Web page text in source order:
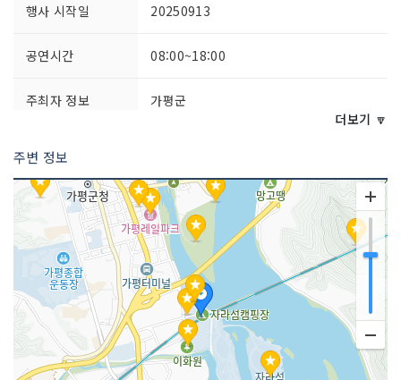
행사 시작일 20250913
공연시간 08:00~18:00
주최자 정보 가평군
이용요금
유료
7,000원(5,000원 지역화폐로 환급)
더보기 🔽
주변 정보